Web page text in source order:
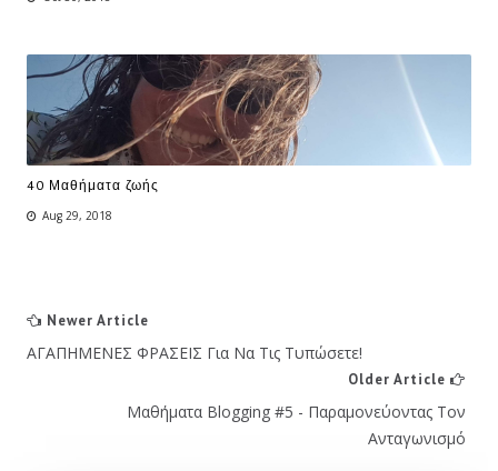
40 Μαθήματα ζωής
Aug 29, 2018
Newer Article
ΑΓΑΠΗΜΕΝΕΣ ΦΡΑΣΕΙΣ Για Να Τις Τυπώσετε!
Older Article
Μαθήματα Blogging #5 - Παραμονεύοντας Τον
Ανταγωνισμό